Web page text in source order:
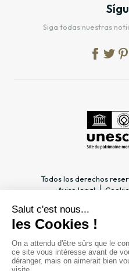
Siga todas nuestras
Todos los derechos
Aviso legal
INFORMACIÓN PRÁCTICA
Horario
Acceso
Precios y abonos